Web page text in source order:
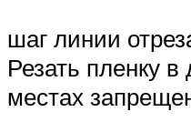
шаг линии
Резать пленку в
местах